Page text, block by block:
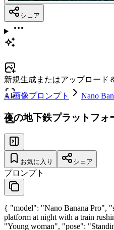
シェア
新規生成またはアップロード
AI画像プロンプト Nano
夜の地下鉄プラットフォ
お気に入り シェア
プロンプト
{ "model": "Nano Banana Pro",
platform at night with a train
"Young woman", "pose":